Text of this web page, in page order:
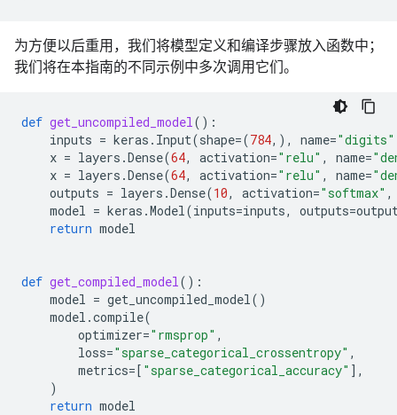
为方便以后重用，我们将模型定义和编译步骤放入函数中；
我们将在本指南的不同示例中多次调用它们。
def get_uncompiled_model():
inputs = keras . Input(shape=(784,), name="digits"
x = layers .Dense(64, activation="relu" , name=
x = layers .Dense(64, activation="relu" , name=
outputs = layers .Dense(10, activation="softmax" ,
model = keras .Model(inputs=inputs, outputs=
return model
def get_compiled_model():
model = get_uncompiled_model()
model .compile(
optimizer="rmsprop" ,
loss="sparse_categorical_crossentropy" ,
metrics=[ "sparse_categorical_accuracy" ],
)
return model